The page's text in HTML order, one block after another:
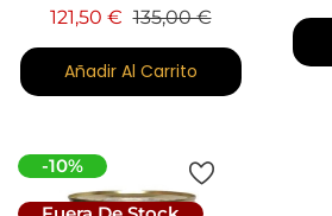
121,50 € Precio base
135,00 €Precio
Añadir Al Carrito
-10%